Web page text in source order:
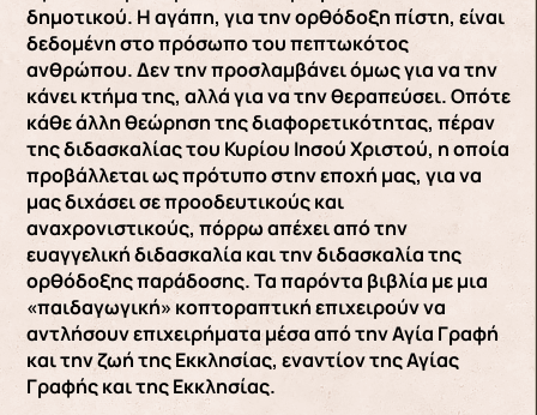
δημοτικού. Η αγάπη, για την ορθόδοξη πίστη, είναι
δεδομένη στο πρόσωπο του πεπτωκότος
ανθρώπου. Δεν την προσλαμβάνει όμως για να την
κάνει κτήμα της, αλλά για να την θεραπεύσει. Οπότε
κάθε άλλη θεώρηση της διαφορετικότητας, πέραν
της διδασκαλίας του Κυρίου Ιησού Χριστού, η οποία
προβάλλεται ως πρότυπο στην εποχή μας, για να
μας διχάσει σε προοδευτικούς και
αναχρονιστικούς, πόρρω απέχει από την
ευαγγελική διδασκαλία και την διδασκαλία της
ορθόδοξης παράδοσης. Τα παρόντα βιβλία με μια
«παιδαγωγική» κοπτοραπτική επιχειρούν να
αντλήσουν επιχειρήματα μέσα από την Αγία Γραφή
και την ζωή της Εκκλησίας, εναντίον της Αγίας
Γραφής και της Εκκλησίας.